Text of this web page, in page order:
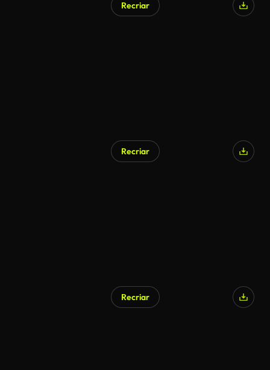
Recriar
Recriar
Recriar